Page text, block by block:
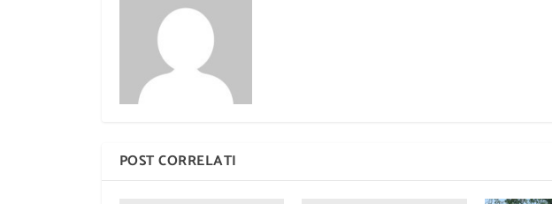
POST CORRELATI